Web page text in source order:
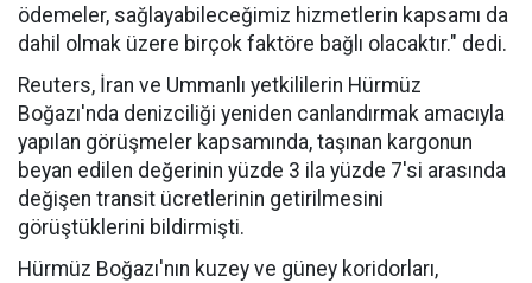
ödemeler, sağlayabileceğimiz hizmetlerin kapsamı da
dahil olmak üzere birçok faktöre bağlı olacaktır." dedi.
Reuters, İran ve Ummanlı yetkililerin Hürmüz
Boğazı'nda denizciliği yeniden canlandırmak amacıyla
yapılan görüşmeler kapsamında, taşınan kargonun
beyan edilen değerinin yüzde 3 ila yüzde 7'si arasında
değişen transit ücretlerinin getirilmesini
görüştüklerini bildirmişti.
Hürmüz Boğazı'nın kuzey ve güney koridorları,